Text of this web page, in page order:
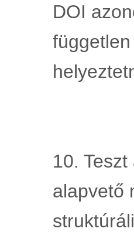
DOI
10.
alapvető